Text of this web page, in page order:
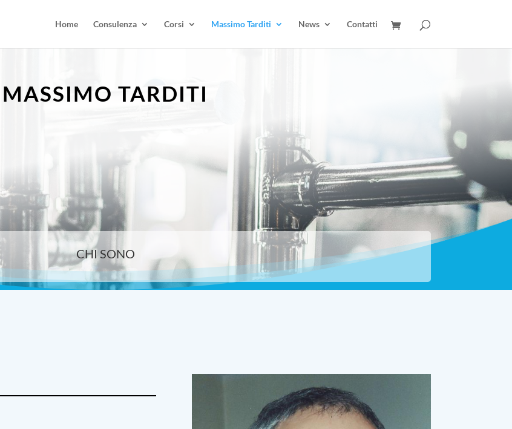
Home Consulenza Corsi Massimo Tarditi News Contatti
MASSIMO TARDITI
CHI SONO